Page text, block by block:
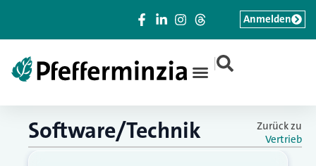
|
Anmelden
Software/Technik
Zurück zu
Vertrieb